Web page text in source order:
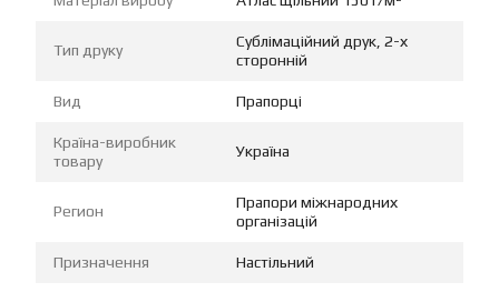
Тип друку
Сублімаційний друк, 2-х
сторонній
Вид Прапорці
Країна-виробник
товару
Україна
Регион
Прапори міжнародних
організацій
Призначення Настільний